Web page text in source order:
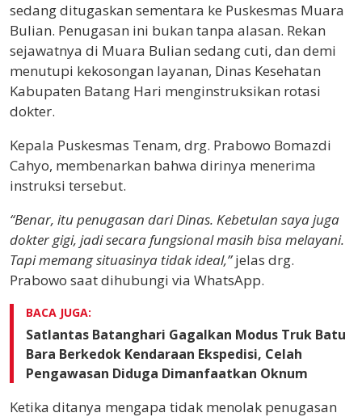
sedang ditugaskan sementara ke Puskesmas Muara
Bulian. Penugasan ini bukan tanpa alasan. Rekan
sejawatnya di Muara Bulian sedang cuti, dan demi
menutupi kekosongan layanan, Dinas Kesehatan
Kabupaten Batang Hari menginstruksikan rotasi
dokter.
Kepala Puskesmas Tenam, drg. Prabowo Bomazdi
Cahyo, membenarkan bahwa dirinya menerima
instruksi tersebut.
“Benar, itu penugasan dari Dinas. Kebetulan saya juga
dokter gigi, jadi secara fungsional masih bisa melayani.
Tapi memang situasinya tidak ideal,”jelas drg.
Prabowo saat dihubungi via WhatsApp.
BACA JUGA:
Satlantas Batanghari Gagalkan Modus Truk Batu
Bara Berkedok Kendaraan Ekspedisi, Celah
Pengawasan Diduga Dimanfaatkan Oknum
Ketika ditanya mengapa tidak menolak penugasan